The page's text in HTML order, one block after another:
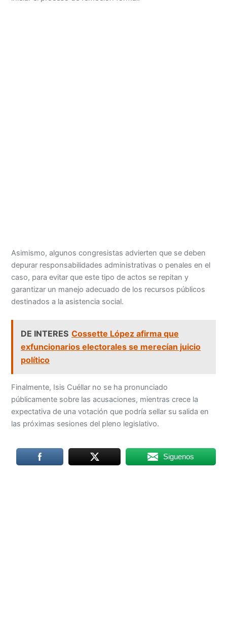
Asimismo, algunos congresistas advierten que se deben
depurar responsabilidades administrativas o penales en el
caso, para evitar que este tipo de actos se repitan y
garantizar un manejo adecuado de los recursos públicos
destinados a la asistencia social.
DE INTERES Cossette López afirma que
exfuncionarios electorales se merecían juicio
político
Finalmente, Isis Cuéllar no se ha pronunciado
públicamente sobre las acusaciones, mientras crece la
expectativa de una votación que podría sellar su salida en
las próximas sesiones del pleno legislativo.
Siguenos